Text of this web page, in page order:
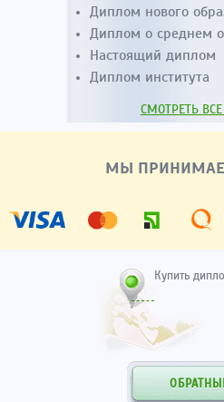
Диплом нового
Диплом о среднем
Настоящий диплом
Диплом института
СМОТРЕТЬ ВСЕ
МЫ
Купить